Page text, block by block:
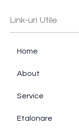
Link-uri Utile
Home
About
Service
Etalonare